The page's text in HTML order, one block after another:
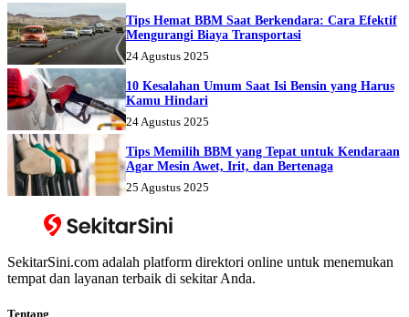
Tips Hemat BBM Saat Berkendara: Cara Efektif
Mengurangi Biaya Transportasi
24 Agustus 2025
10 Kesalahan Umum Saat Isi Bensin yang Harus
Kamu Hindari
24 Agustus 2025
Tips Memilih BBM yang Tepat untuk Kendaraan
Agar Mesin Awet, Irit, dan Bertenaga
25 Agustus 2025
SekitarSini.com adalah platform direktori online untuk menemukan
tempat dan layanan terbaik di sekitar Anda.
Tentang